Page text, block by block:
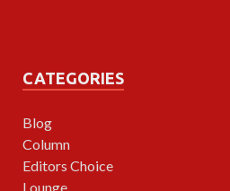
CATEGORIES
Blog
Column
Editors Choice
Lounge